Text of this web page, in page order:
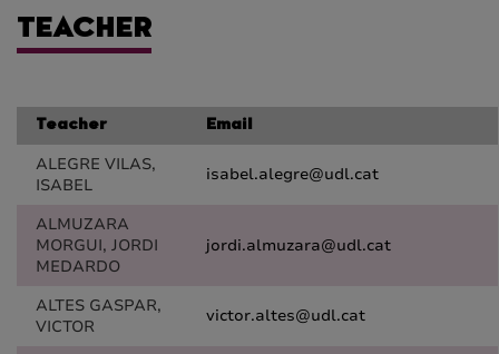
TEACHER
Teacher Email
ALEGRE VILAS,
ISABEL
isabel.alegre@udl.cat
ALMUZARA
MORGUI, JORDI
MEDARDO
jordi.almuzara@udl.cat
ALTES GASPAR,
VICTOR
victor.altes@udl.cat